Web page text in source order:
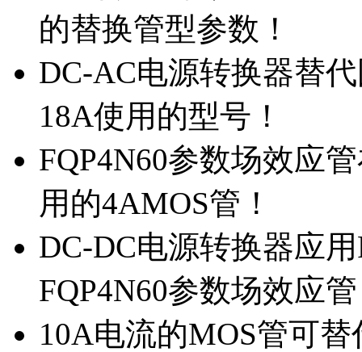
的替换管型参数！
DC-AC电源转换器替
18A使用的型号！
FQP4N60参数场效应
用的4AMOS管！
DC-DC电源转换器应
FQP4N60参数场效应
10A电流的MOS管可